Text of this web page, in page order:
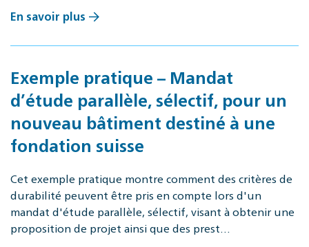
En savoir plus
Exemple pratique – Mandat
d’étude parallèle, sélectif, pour un
nouveau bâtiment destiné à une
fondation suisse
Cet exemple pratique montre comment des critères de
durabilité peuvent être pris en compte lors d'un
mandat d'étude parallèle, sélectif, visant à obtenir une
proposition de projet ainsi que des prest…